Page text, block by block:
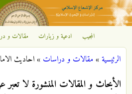
تجاوز إلى المحتوى الرئيسي
مركز
الإشعاع
المجيب ادعية و زيارات مقالات و
أنت هنا
الرئيسية»مقالات و دراسات »احاديث
الأبحاث و المقالات المنشورة لا تعبر